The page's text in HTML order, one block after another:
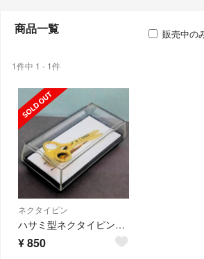
商品一覧 販売中の
1件中 1 - 1件
ネクタイピン
ハサミ型ネクタイピン ＳＩＮＧＥＲ
¥850